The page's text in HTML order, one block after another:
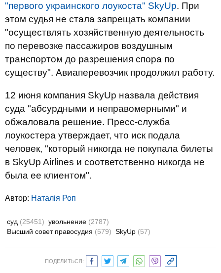
"первого украинского лоукоста" SkyUp. При
этом судья не стала запрещать компании
"осуществлять хозяйственную деятельность
по перевозке пассажиров воздушным
транспортом до разрешения спора по
существу". Авиаперевозчик продолжил работу.
12 июня компания SkyUp назвала действия
суда "абсурдными и неправомерными" и
обжаловала решение. Пресс-служба
лоукостера утверждает, что иск подала
человек, "который никогда не покупала билеты
в SkyUp Airlines и соответственно никогда не
была ее клиентом".
Автор: Наталія Роп
суд (25451) увольнение (2787)
Высший совет правосудия (579) SkyUp (57)
ПОДЕЛИТЬСЯ: